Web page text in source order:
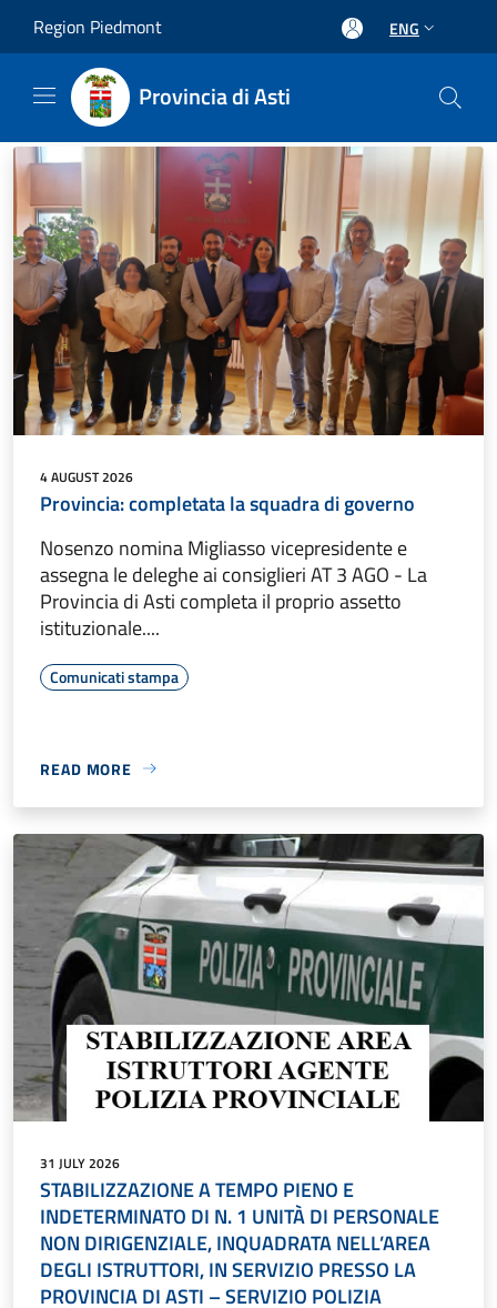
Region Piedmont ENG
Provincia di Asti
4 AUGUST 2026
Provincia: completata la squadra di governo
Nosenzo nomina Migliasso vicepresidente e
assegna le deleghe ai consiglieri AT 3 AGO - La
Provincia di Asti completa il proprio assetto
istituzionale....
Comunicati stampa
READ MORE
31 JULY 2026
STABILIZZAZIONE A TEMPO PIENO E
INDETERMINATO DI N. 1 UNITÀ DI PERSONALE
NON DIRIGENZIALE, INQUADRATA NELL’AREA
DEGLI ISTRUTTORI, IN SERVIZIO PRESSO LA
PROVINCIA DI ASTI – SERVIZIO POLIZIA